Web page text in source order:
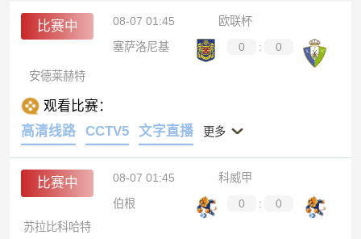
比赛中 08-07 01:45
欧联杯
塞萨洛尼基
0 : 0
安德莱赫特
观看比赛：
高清线路
CCTV5 文字直播 更多
比赛中 08-07 01:45
科威甲
伯根
0 :
0
苏拉比科哈特